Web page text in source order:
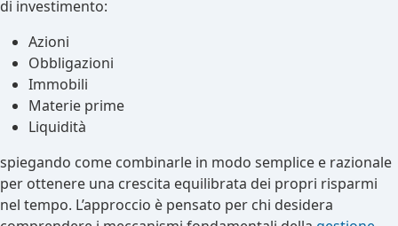
di investimento:
Azioni
Obbligazioni
Immobili
Materie prime
Liquidità
spiegando come combinarle in modo semplice e razionale
per ottenere una crescita equilibrata dei propri risparmi
nel tempo. L’approccio è pensato per chi desidera